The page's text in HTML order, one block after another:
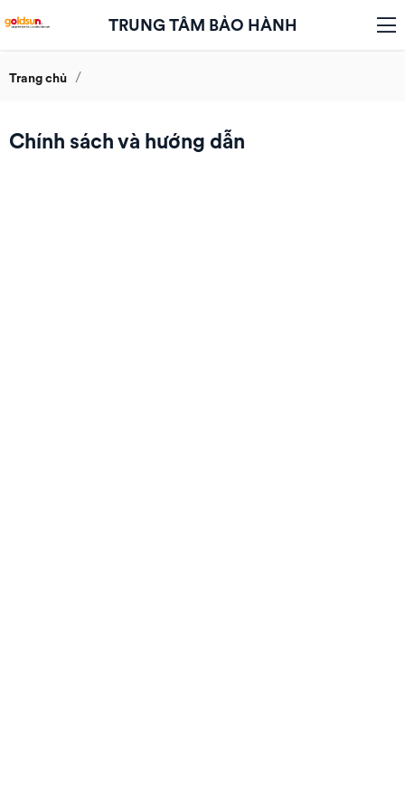
TRUNG TÂM BẢO HÀNH
Trang chủ /
Chính sách và hướng dẫn